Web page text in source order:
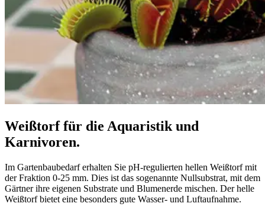
Weißtorf für die Aquaristik und
Karnivoren.
Im Gartenbaubedarf erhalten Sie pH-regulierten hellen Weißtorf mit
der Fraktion 0-25 mm. Dies ist das sogenannte Nullsubstrat, mit dem
Gärtner ihre eigenen Substrate und Blumenerde mischen. Der helle
Weißtorf bietet eine besonders gute Wasser- und Luftaufnahme.